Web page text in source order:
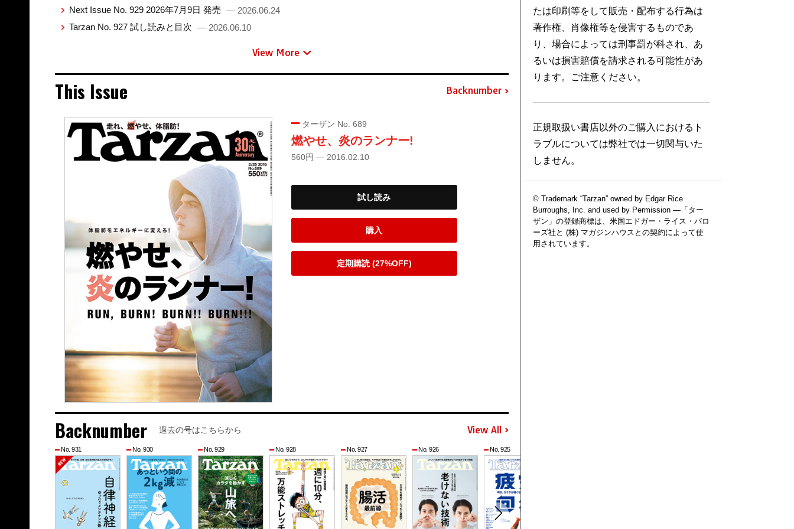
Next Issue No. 929 2026年7月9日 発売 — 2026.06.24
Tarzan No. 927 試し読みと目次 — 2026.06.10
View More
This Issue Backnumber
ターザン No. 689
燃やせ、炎のランナー!
560円 — 2016.02.10
試し読み
購入
定期購読 (27%OFF)
Backnumber 過去の号はこちらから View All
No. 931 No. 930 No. 929 No. 928 No. 927 No. 926 No. 925
たは印刷等をして販売・配布する行為は
著作権、肖像権等を侵害するものであ
り、場合によっては刑事罰が科され、あ
るいは損害賠償を請求される可能性があ
ります。ご注意ください。
正規取扱い書店以外のご購入におけるト
ラブルについては弊社では一切関与いた
しません。
© Trademark “Tarzan” owned by Edgar Rice
Burroughs, Inc. and used by Permission —「ター
ザン」の登録商標は、米国エドガー・ライス・バロ
ーズ社と (株) マガジンハウスとの契約によって使
用されています。